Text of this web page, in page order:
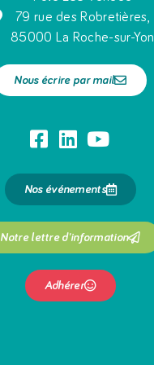
79 rue des Robretières,
85000 La Roche-sur-Yon
Nous écrire par mail
Nos événements
Notre lettre d'information
Adhérer